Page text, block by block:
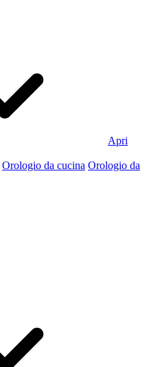
Apri
Orologio da cucina Orologio da